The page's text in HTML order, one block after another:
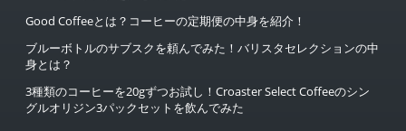
Good Coffeeとは？コーヒーの定期便の中身を紹介！
ブルーボトルのサブスクを頼んでみた！バリスタセレクションの中
身とは？
3種類のコーヒーを20gずつお試し！Croaster Select Coffeeのシン
グルオリジン3パックセットを飲んでみた